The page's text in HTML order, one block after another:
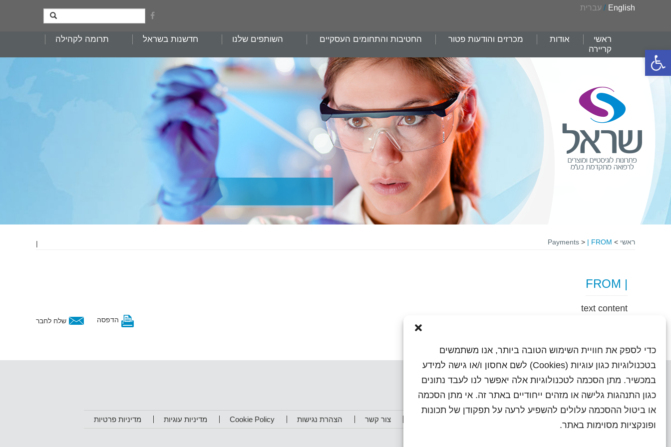
פתח סרגל נגישות
כדי לספק את חוויית השימוש הטובה ביותר, אנו משתמשים
בטכנולוגיות כגון עוגיות (Cookies) לשם אחסון ו/או גישה למידע
במכשיר. מתן הסכמה לטכנולוגיות אלה יאפשר לנו לעבד נתונים
כגון התנהגות גלישה או מזהים ייחודיים באתר זה. אי מתן הסכמה
או ביטול ההסכמה עלולים להשפיע לרעה על תפקודן של תכונות
ופונקציות מסוימות באתר.
English
/ עברית
ראשי אודות מכרזים והודעות פטור החטיבות והתחומים העסקיים השותפים שלנו חדשנות בשראל
תרומה לקהילה
קריירה
ראשי >
Payments > | FROM
|
| FROM
text content
שלח לחבר הדפסה
צור קשר הצהרת נגישות Cookie Policy מדיניות עוגיות מדיניות פרטיות